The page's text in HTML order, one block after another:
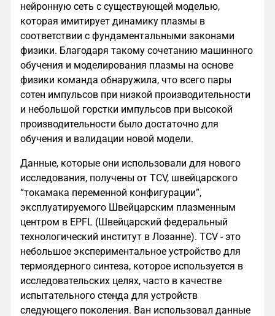
нейронную сеть с существующей моделью,
которая имитирует динамику плазмы в
соответствии с фундаментальными законами
физики. Благодаря такому сочетанию машинного
обучения и моделирования плазмы на основе
физики команда обнаружила, что всего пары
сотен импульсов при низкой производительности
и небольшой горстки импульсов при высокой
производительности было достаточно для
обучения и валидации новой модели.
Данные, которые они использовали для нового
исследования, получены от TCV, швейцарского
“токамака переменной конфигурации”,
эксплуатируемого Швейцарским плазменным
центром в EPFL (Швейцарский федеральный
технологический институт в Лозанне). TCV - это
небольшое экспериментальное устройство для
термоядерного синтеза, которое используется в
исследовательских целях, часто в качестве
испытательного стенда для устройств
следующего поколения. Ван использовал данные